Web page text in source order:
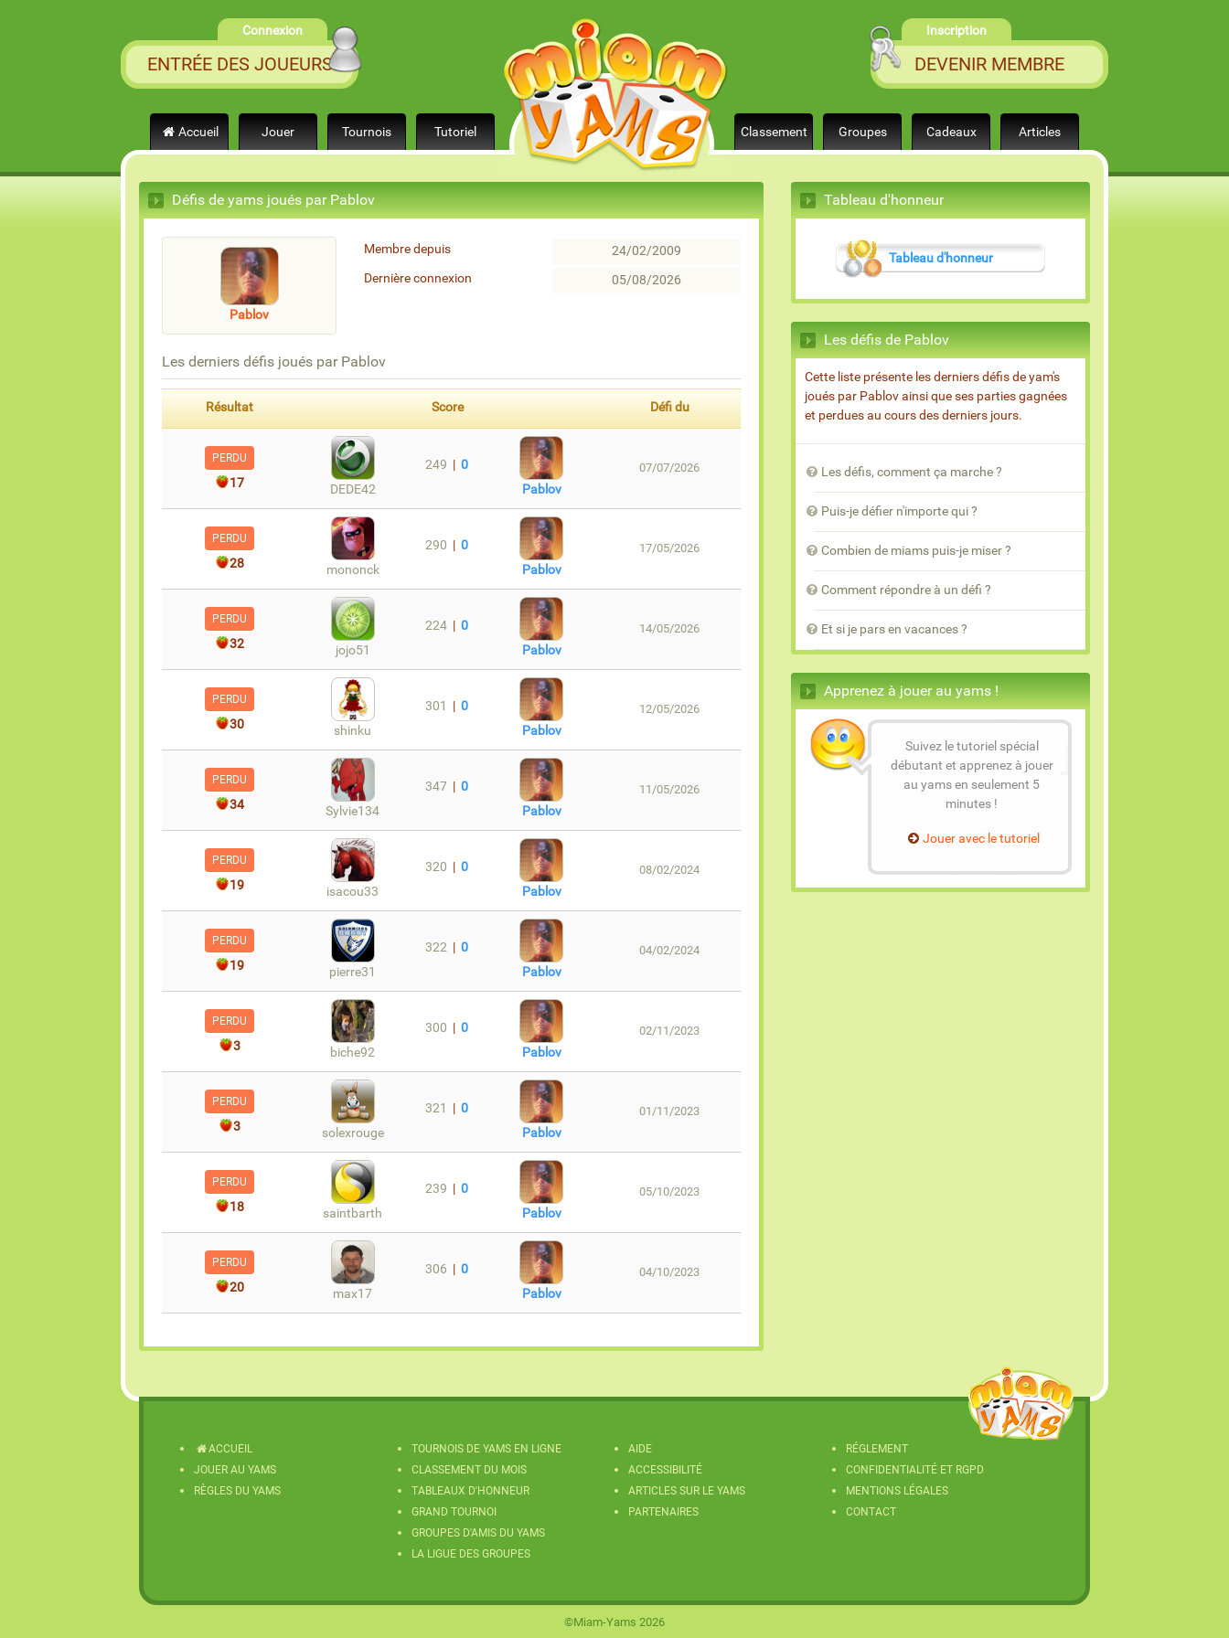
Connexion
ENTRÉE DES JOUEURS
Inscription
DEVENIR MEMBRE
Accueil Jouer Tournois Tutoriel Classement Groupes Cadeaux Articles
Défis de yams joués par Pablov
Pablov
Membre depuis
24/02/2009
Dernière connexion
05/08/2026
Les derniers défis joués par Pablov
Résultat Score Défi du
PERDU
17 DEDE42
249 |0
Pablov
07/07/2026
PERDU
28 mononck
290 |0
Pablov
17/05/2026
PERDU
32 jojo51
224 |0
Pablov
14/05/2026
PERDU
30 shinku
301 |0
Pablov
12/05/2026
PERDU
34 Sylvie134
347 |0
Pablov
11/05/2026
PERDU
19 isacou33
320 |0
Pablov
08/02/2024
PERDU
19 pierre31
322 |0
Pablov
04/02/2024
PERDU
3 biche92
300 |0
Pablov
02/11/2023
PERDU
3 solexrouge
321 |0
Pablov
01/11/2023
PERDU
18 saintbarth
239 |0
Pablov
05/10/2023
PERDU
20 max17
306 |0
Pablov
04/10/2023
Tableau d'honneur
Tableau d'honneur
Les défis de Pablov
Cette liste présente les derniers défis de yam's
joués par Pablov ainsi que ses parties gagnées
et perdues au cours des derniers jours.
Les défis, comment ça marche ?
Puis-je défier n'importe qui ?
Combien de miams puis-je miser ?
Comment répondre à un défi ?
Et si je pars en vacances ?
Apprenez à jouer au yams !
Suivez le tutoriel spécial
débutant et apprenez à jouer
au yams en seulement 5
minutes !
Jouer avec le tutoriel
ACCUEIL
JOUER AU YAMS
RÈGLES DU YAMS
TOURNOIS DE YAMS EN LIGNE
CLASSEMENT DU MOIS
TABLEAUX D'HONNEUR
GRAND TOURNOI
GROUPES D'AMIS DU YAMS
LA LIGUE DES GROUPES
AIDE
ACCESSIBILITÉ
ARTICLES SUR LE YAMS
PARTENAIRES
RÉGLEMENT
CONFIDENTIALITÉ ET RGPD
MENTIONS LÉGALES
CONTACT
©Miam-Yams 2026